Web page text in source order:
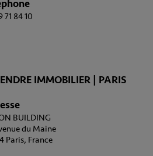
71 84 10
IMMOBILIER | PARIS
BUILDING
du Maine
Paris, France